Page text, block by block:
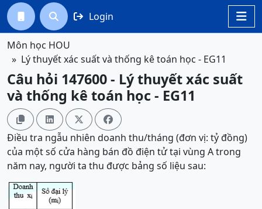

  Login
Môn học HOU
Lý thuyết xác suất và thống kê toán học - EG11
Câu hỏi 147600 - Lý thuyết xác suất
và thống kê toán học - EG11
   
Điều tra ngẫu nhiên doanh thu/tháng (đơn vị: tỷ đồng)
của một số cửa hàng bán đồ điện tử tại vùng A trong
năm nay, người ta thu được bảng số liệu sau: